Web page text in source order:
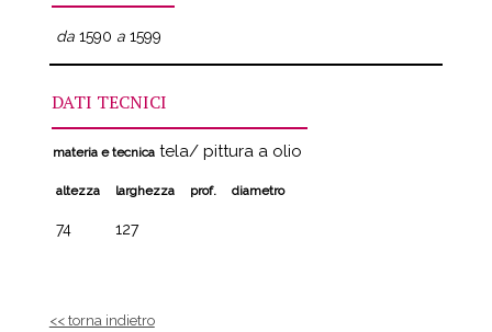
da1590 a1599
DATI TECNICI
materia e tecnicatela/ pittura a olio
altezza larghezza prof. diametro
74 127
<< torna indietro